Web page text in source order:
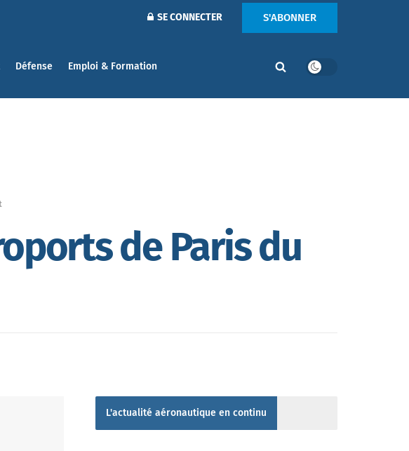
SE CONNECTER S'ABONNER
Défense Emploi & Formation
de Paris du
L'actualité aéronautique en continu